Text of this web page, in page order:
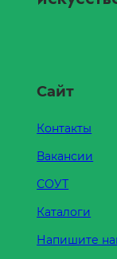
Сайт
Контакты
Вакансии
СОУТ
Каталоги
Напишите